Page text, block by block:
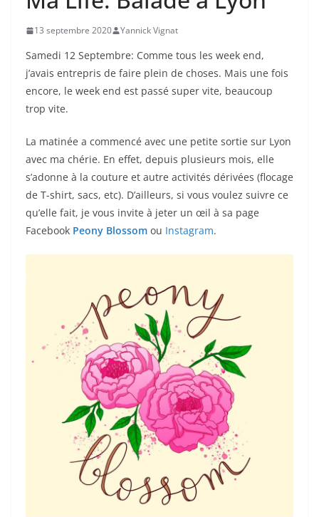
13 septembre 2020 Yannick Vignat
Samedi 12 Septembre: Comme tous les week end,
j’avais entrepris de faire plein de choses. Mais une fois
encore, le week end est passé super vite, beaucoup
trop vite.
La matinée a commencé avec une petite sortie sur Lyon
avec ma chérie. En effet, depuis plusieurs mois, elle
s’adonne à la couture et autre activités dérivées (flocage
de T-shirt, sacs, etc). D’ailleurs, si vous voulez suivre ce
qu’elle fait, je vous invite à jeter un œil à sa page
Facebook Peony Blossom ou Instagram.